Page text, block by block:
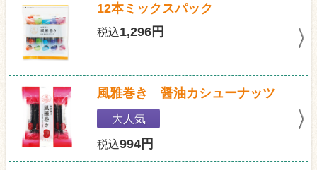
12本ミックスパック
税込1,296円
風雅巻き 醤油カシューナッツ
大人気
税込994円